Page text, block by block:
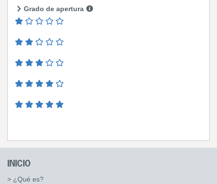
Grado de apertura
INICIO
> ¿Qué es?